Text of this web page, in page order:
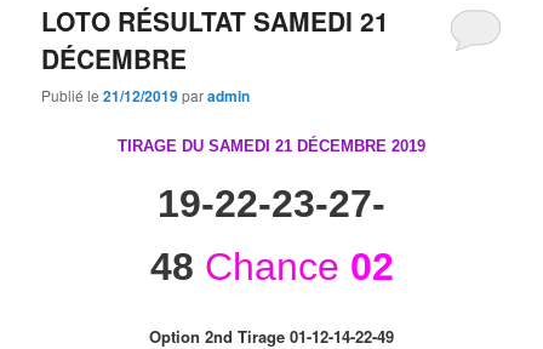
LOTO RÉSULTAT SAMEDI 21
DÉCEMBRE
Publié le21/12/2019paradmin
TIRAGE DU SAMEDI 21 DÉCEMBRE 2019
19-22-23-27-
48 Chance 02
Option 2nd Tirage 01-12-14-22-49